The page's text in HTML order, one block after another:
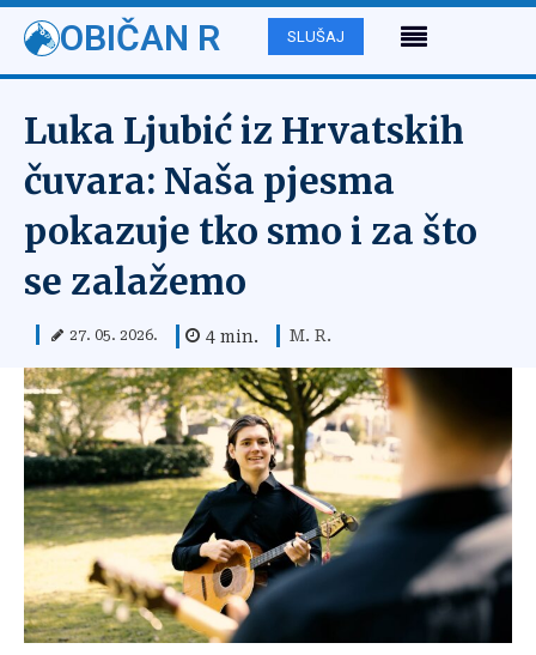
OBIČAN R SLUŠAJ
Luka Ljubić iz Hrvatskih
čuvara: Naša pjesma
pokazuje tko smo i za što
se zalažemo
27. 05. 2026. 4 min. M. R.